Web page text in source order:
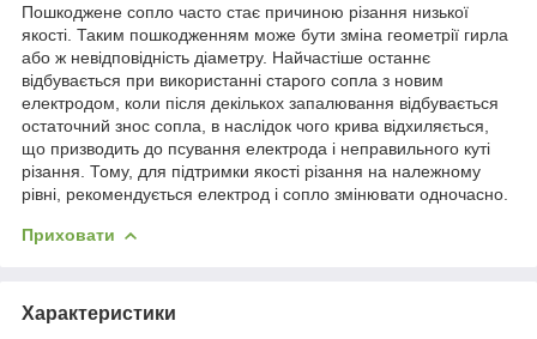
Пошкоджене сопло часто стає причиною різання низької
якості. Таким пошкодженням може бути зміна геометрії гирла
або ж невідповідність діаметру. Найчастіше останнє
відбувається при використанні старого сопла з новим
електродом, коли після декількох запалювання відбувається
остаточний знос сопла, в наслідок чого крива відхиляється,
що призводить до псування електрода і неправильного куті
різання. Тому, для підтримки якості різання на належному
рівні, рекомендується електрод і сопло змінювати одночасно.
Приховати
Характеристики